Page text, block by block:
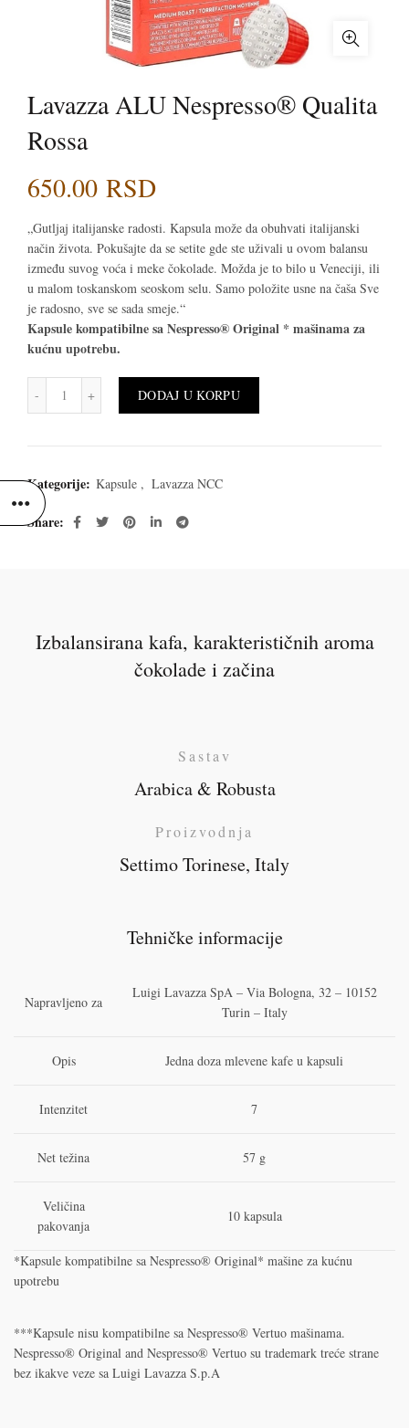
Lavazza ALU Nespresso® Qualita
Rossa
650.00 RSD
„Gutljaj italijanske radosti. Kapsula može da obuhvati italijanski
način života. Pokušajte da se setite gde ste uživali u ovom balansu
između suvog voća i meke čokolade. Možda je to bilo u Veneciji, ili
u malom toskanskom seoskom selu. Samo položite usne na čaša Sve
je radosno, sve se sada smeje.“
Kapsule kompatibilne sa Nespresso® Original * mašinama za
kućnu upotrebu.
DODAJ U KORPU
Kategorije: Kapsule , Lavazza NCC
Share
Izbalansirana kafa, karakterističnih aroma
čokolade i začina
Sastav
Arabica & Robusta
Proizvodnja
Settimo Torinese, Italy
Tehničke informacije
Napravljeno za
Luigi Lavazza SpA – Via Bologna, 32 – 10152
Turin – Italy
Opis Jedna doza mlevene kafe u kapsuli
Intenzitet 7
Net težina 57 g
Veličina
pakovanja
10 kapsula
*Kapsule kompatibilne sa Nespresso® Original* mašine za kućnu
upotrebu
***Kapsule nisu kompatibilne sa Nespresso® Vertuo mašinama.
Nespresso® Original and Nespresso® Vertuo su trademark treće strane
bez ikakve veze sa Luigi Lavazza S.p.A